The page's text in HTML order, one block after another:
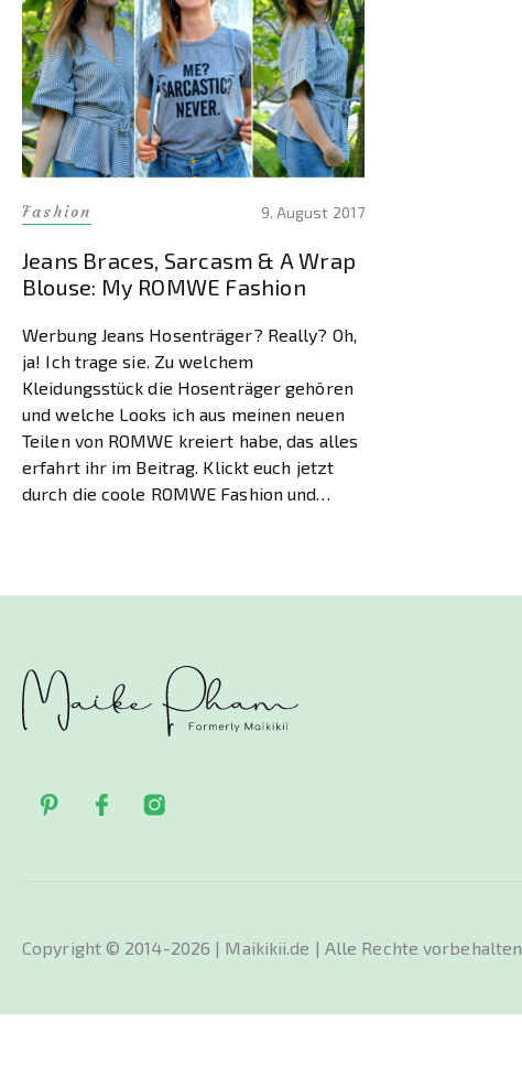
Fashion 9. August 2017
Jeans Braces, Sarcasm & A Wrap
Blouse: My ROMWE Fashion
Werbung Jeans Hosenträger? Really? Oh,
ja! Ich trage sie. Zu welchem
Kleidungsstück die Hosenträger gehören
und welche Looks ich aus meinen neuen
Teilen von ROMWE kreiert habe, das alles
erfahrt ihr im Beitrag. Klickt euch jetzt
durch die coole ROMWE Fashion und
Copyright © 2014-2026 | Maikikii.de | Alle Rechte vorbehalten